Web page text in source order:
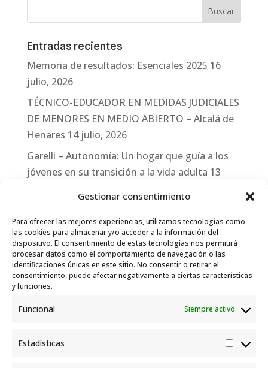
Gestionar consentimiento
Para ofrecer las mejores experiencias, utilizamos tecnologías como
las cookies para almacenar y/o acceder a la información del
dispositivo. El consentimiento de estas tecnologías nos permitirá
procesar datos como el comportamiento de navegación o las
identificaciones únicas en este sitio. No consentir o retirar el
consentimiento, puede afectar negativamente a ciertas características
y funciones.
Funcional Siempre activo
Estadísticas
Entradas recientes
Memoria de resultados: Esenciales 2025 16
julio, 2026
TÉCNICO-EDUCADOR EN MEDIDAS JUDICIALES
DE MENORES EN MEDIO ABIERTO – Alcalá de
Henares 14 julio, 2026
Garelli – Autonomía: Un hogar que guía a los
jóvenes en su transición a la vida adulta 13
Garelli-Refugio: Acciones de empleo en el
marco del Sistema de Acogida de Protección
Internacional 10 julio, 2026